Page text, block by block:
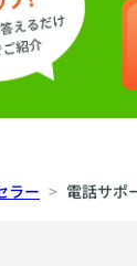
ラー 電話サポ